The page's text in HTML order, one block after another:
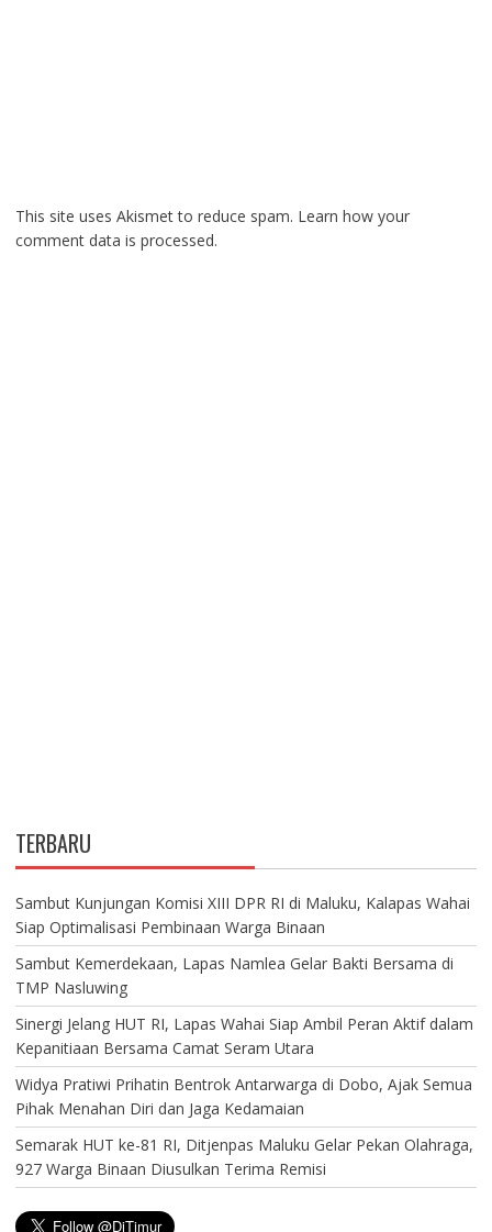
This site uses Akismet to reduce spam. Learn how your
comment data is processed.
TERBARU
Sambut Kunjungan Komisi XIII DPR RI di Maluku, Kalapas Wahai
Siap Optimalisasi Pembinaan Warga Binaan
Sambut Kemerdekaan, Lapas Namlea Gelar Bakti Bersama di
TMP Nasluwing
Sinergi Jelang HUT RI, Lapas Wahai Siap Ambil Peran Aktif dalam
Kepanitiaan Bersama Camat Seram Utara
Widya Pratiwi Prihatin Bentrok Antarwarga di Dobo, Ajak Semua
Pihak Menahan Diri dan Jaga Kedamaian
Semarak HUT ke-81 RI, Ditjenpas Maluku Gelar Pekan Olahraga,
927 Warga Binaan Diusulkan Terima Remisi